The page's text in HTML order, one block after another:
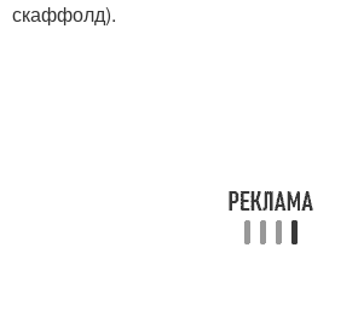
скаффолд).